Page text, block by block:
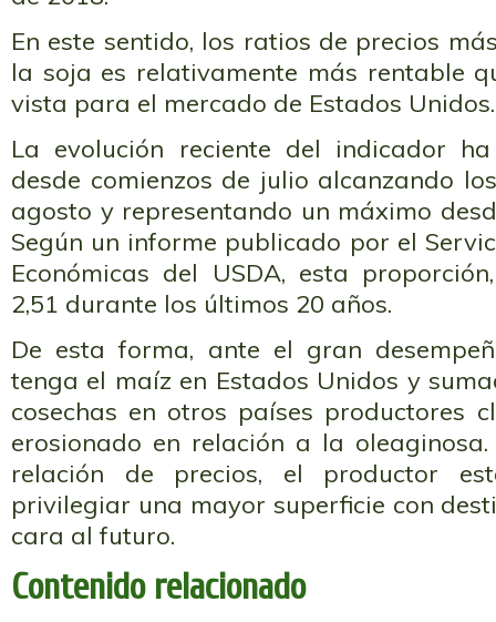
En este sentido, los ratios de precios
la soja es relativamente más rentable
vista para el mercado de Estados Unidos.
La evolución reciente del indicador
desde comienzos de julio alcanzando
agosto y representando un máximo
Según un informe publicado por el
Económicas del USDA, esta
2,51 durante los últimos 20 años.
De esta forma, ante el gran
tenga el maíz en Estados Unidos y
cosechas en otros países productores
erosionado en relación a la
relación de precios, el productor
privilegiar una mayor superficie con
cara al futuro.
Contenido relacionado